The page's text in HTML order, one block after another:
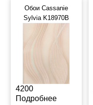
Обои Cassanie
Sylvia K18970B
4200
Подробнее